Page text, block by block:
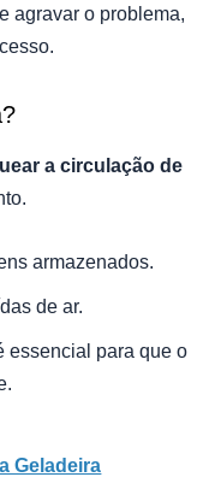
agravar o problema,
a circulação de
armazenados.
de ar.
essencial para que o
Geladeira